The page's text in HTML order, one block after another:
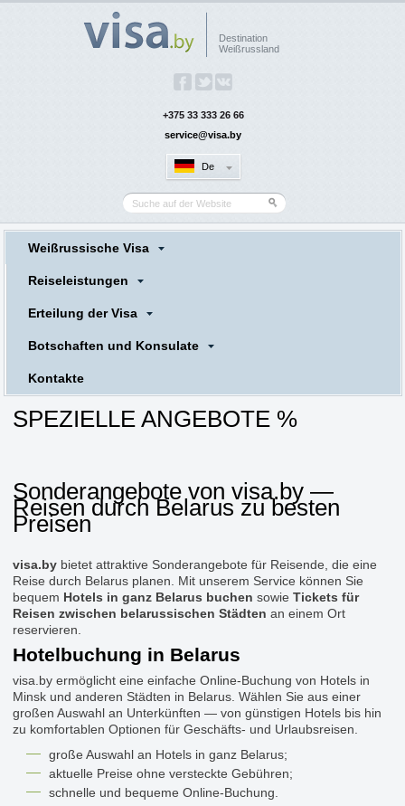
Destination
Weißrussland
+375 33 333 26 66
service@visa.by
De
Weißrussische Visa
Reiseleistungen
Erteilung der Visa
Botschaften und Konsulate
Kontakte
SPEZIELLE ANGEBOTE %
Sonderangebote von visa.by —
Reisen durch Belarus zu besten
Preisen
visa.by bietet attraktive Sonderangebote für Reisende, die eine
Reise durch Belarus planen. Mit unserem Service können Sie
bequem Hotels in ganz Belarus buchen sowie Tickets für
Reisen zwischen belarussischen Städten an einem Ort
reservieren.
Hotelbuchung in Belarus
visa.by ermöglicht eine einfache Online-Buchung von Hotels in
Minsk und anderen Städten in Belarus. Wählen Sie aus einer
großen Auswahl an Unterkünften — von günstigen Hotels bis hin
zu komfortablen Optionen für Geschäfts- und Urlaubsreisen.
große Auswahl an Hotels in ganz Belarus;
aktuelle Preise ohne versteckte Gebühren;
schnelle und bequeme Online-Buchung.